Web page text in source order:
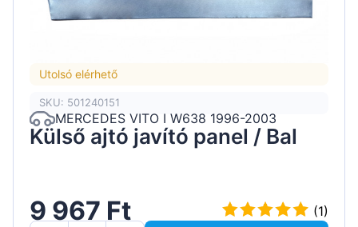
Utolsó elérhető
SKU: 501240151
MERCEDES VITO I W638 1996-2003
Külső ajtó javító panel / Bal
9 967 Ft
(1)